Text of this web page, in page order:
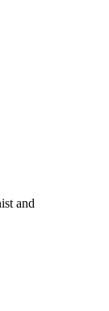
and